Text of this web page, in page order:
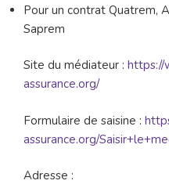
Pour un contrat Quatrem,
Saprem
Site du médiateur : https://
assurance.org/
Formulaire de saisine :
assurance.org/
Adresse :